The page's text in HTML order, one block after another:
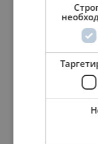
NKS08301
NKS10301
NKS13301